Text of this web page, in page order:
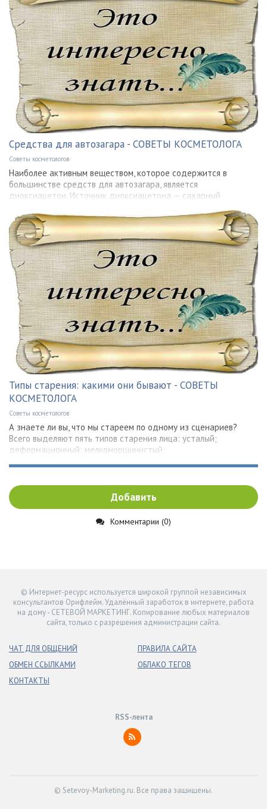
Средства для автозагара - СОВЕТЫ КОСМЕТОЛОГА
Советы косметологов
Наиболее активным веществом, которое содержится в
большинстве средств для автозагара, является
диоксиацетон. Источник диоксиацетона — сахарный
Типы старения: какими они бывают - СОВЕТЫ
КОСМЕТОЛОГА
Советы косметологов
А знаете ли вы, что мы стареем по одному из сценариев?
Всего выделяют пять типов старения лица: усталый;
деформационный; мелкоморщинистый;
Добавить
Комментарии (0)
© Интернет-ресурс используется широкой группой независимых
консультантов Орифлейм. Удалённый заработок в интернете, работа
на дому - СЕТЕВОЙ МАРКЕТИНГ. Копирование любых материалов
сайта, только с разрешения администрации сайта.
ЧАТ ДЛЯ ОБЩЕНИЙ
ОБМЕН ССЫЛКАМИ
КОНТАКТЫ
ПРАВИЛА САЙТА
ОБЛАКО ТЕГОВ
RSS-лента
© Setevoy-Marketing.ru. Все права защищены.